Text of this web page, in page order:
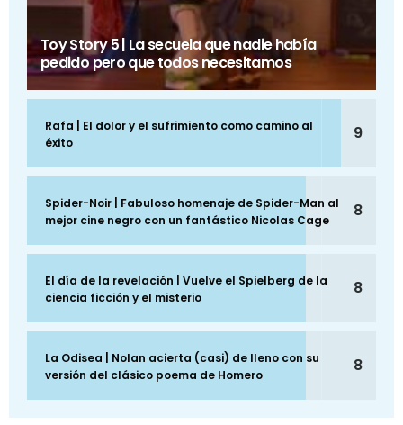
Toy Story 5 | La secuela que nadie había
pedido pero que todos necesitamos
Rafa | El dolor y el sufrimiento como camino al
éxito
9
Spider-Noir | Fabuloso homenaje de Spider-Man al
mejor cine negro con un fantástico Nicolas Cage
8
El día de la revelación | Vuelve el Spielberg de la
ciencia ficción y el misterio
8
La Odisea | Nolan acierta (casi) de lleno con su
versión del clásico poema de Homero
8